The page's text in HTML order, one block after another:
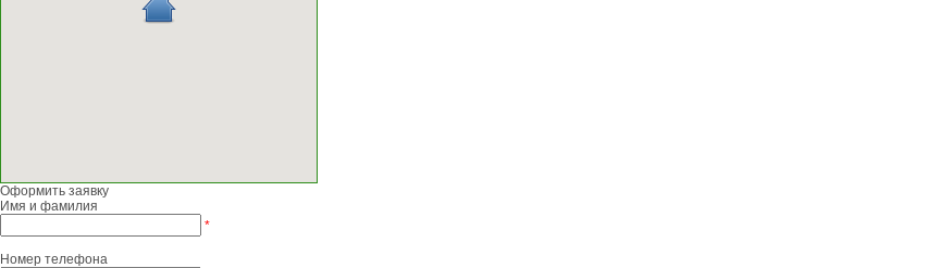
Оформить заявку
Имя и фамилия
*
Номер телефона